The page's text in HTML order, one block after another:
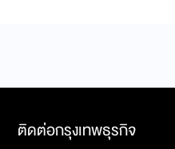
ติดต่อกรุงเทพธุรกิจ